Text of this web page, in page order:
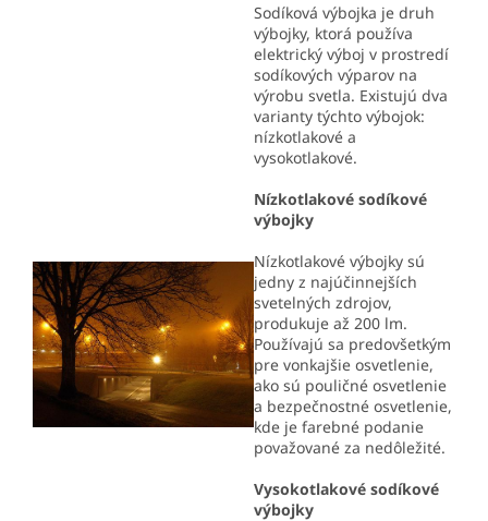
Sodíková výbojka je druh
výbojky, ktorá používa
elektrický výboj v prostredí
sodíkových výparov na
výrobu svetla. Existujú dva
varianty týchto výbojok:
nízkotlakové a
vysokotlakové.
Nízkotlakové sodíkové
výbojky
Nízkotlakové výbojky sú
jedny z najúčinnejších
svetelných zdrojov,
produkuje až 200 lm.
Používajú sa predovšetkým
pre vonkajšie osvetlenie,
ako sú pouličné osvetlenie
a bezpečnostné osvetlenie,
kde je farebné podanie
považované za nedôležité.
Vysokotlakové sodíkové
výbojky